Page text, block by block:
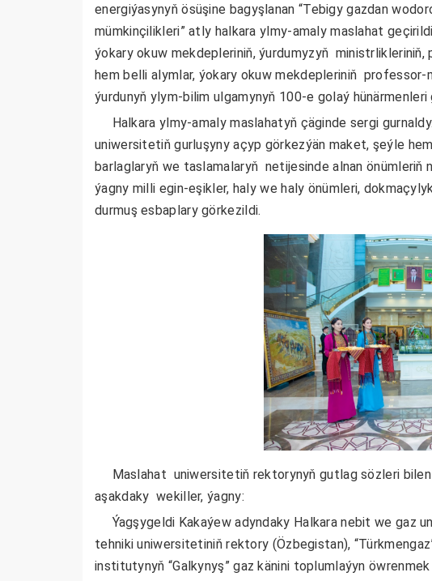
energiýasynyň ösüşine bagyşlanan “Tebigy gazdan
mümkinçilikleri” atly halkara ylmy-amaly maslahat
ýokary okuw mekdepleriniň, ýurdumyzyň
hem belli alymlar, ýokary okuw mekdepleriniň
ýurdunyň ylym-bilim ulgamynyň 100-e golaý hünärmenleri
Halkara ylmy-amaly maslahatyň çäginde sergi
uniwersitetiň gurluşyny açyp görkezýän maket, şeýle
barlaglaryň we taslamalaryň netijesinde alnan önümleriň
ýagny milli egin-eşikler, haly we haly önümleri,
durmuş esbaplary görkezildi.
Maslahat uniwersitetiň rektorynyň gutlag sözleri
aşakdaky wekiller, ýagny:
Ýagşygeldi Kakaýew adyndaky Halkara nebit we gaz
tehniki uniwersitetiniň rektory (Özbegistan),
institutynyň “Galkynyş” gaz känini toplumlaýyn